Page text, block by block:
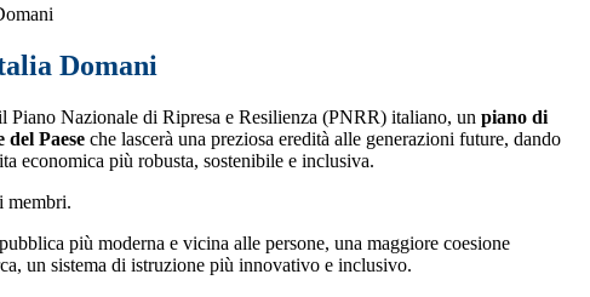
Domani
Piano Nazionale di Ripresa e Resilienza (PNRR) italiano, un piano di
del Paese che lascerà una preziosa eredità alle generazioni future, dando
economica più robusta, sostenibile e inclusiva.
membri.
più moderna e vicina alle persone, una maggiore coesione
un sistema di istruzione più innovativo e inclusivo.